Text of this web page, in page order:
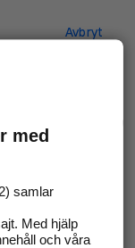
Avbryt
mot
med
samlar
Med hjälp
och våra